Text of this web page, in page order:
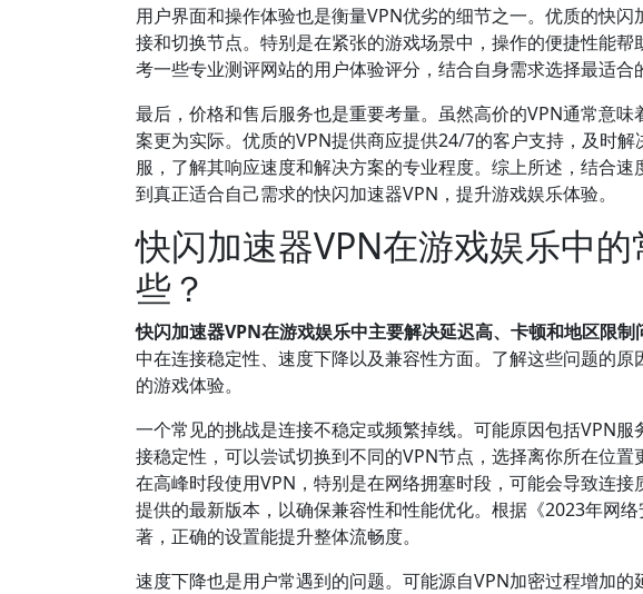
用户界面和操作体验也是衡量VPN优劣的细节之一。优质的快
接和切换节点。特别是在紧张的游戏场景中，操作的便捷性能
考一些专业测评网站的用户体验评分，结合自身需求选择最适合
最后，价格和售后服务也是重要考量。虽然高价的VPN通常意
案更为实际。优质的VPN提供商应提供24/7的客户支持，及时
服，了解其响应速度和解决方案的专业程度。综上所述，结合
到真正适合自己需求的快闪加速器VPN，提升游戏娱乐体验。
快闪加速器VPN在游戏娱乐中
些？
快闪加速器VPN在游戏娱乐中主要解决延迟高、卡顿和地区限制
中在连接稳定性、速度下降以及兼容性方面。了解这些问题的
的游戏体验。
一个常见的挑战是连接不稳定或频繁掉线。可能原因包括VPN
接稳定性，可以尝试切换到不同的VPN节点，选择离你所在位
在高峰时段使用VPN，特别是在网络拥塞时段，可能会导致连
提供的最新版本，以确保兼容性和性能优化。根据《2023年网
著，正确的设置能提升整体流畅度。
速度下降也是用户常遇到的问题。可能源自VPN加密过程增加